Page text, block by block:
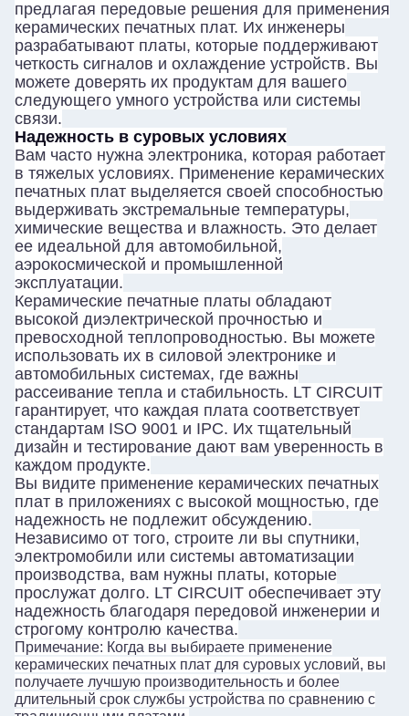
предлагая передовые решения для применения
керамических печатных плат. Их инженеры
разрабатывают платы, которые поддерживают
четкость сигналов и охлаждение устройств. Вы
можете доверять их продуктам для вашего
следующего умного устройства или системы
связи.
Надежность в суровых условиях
Вам часто нужна электроника, которая работает
в тяжелых условиях. Применение керамических
печатных плат выделяется своей способностью
выдерживать экстремальные температуры,
химические вещества и влажность. Это делает
ее идеальной для автомобильной,
аэрокосмической и промышленной
эксплуатации.
Керамические печатные платы обладают
высокой диэлектрической прочностью и
превосходной теплопроводностью. Вы можете
использовать их в силовой электронике и
автомобильных системах, где важны
рассеивание тепла и стабильность. LT CIRCUIT
гарантирует, что каждая плата соответствует
стандартам ISO 9001 и IPC. Их тщательный
дизайн и тестирование дают вам уверенность в
каждом продукте.
Вы видите применение керамических печатных
плат в приложениях с высокой мощностью, где
надежность не подлежит обсуждению.
Независимо от того, строите ли вы спутники,
электромобили или системы автоматизации
производства, вам нужны платы, которые
прослужат долго. LT CIRCUIT обеспечивает эту
надежность благодаря передовой инженерии и
строгому контролю качества.
Примечание: Когда вы выбираете применение
керамических печатных плат для суровых условий, вы
получаете лучшую производительность и более
длительный срок службы устройства по сравнению с